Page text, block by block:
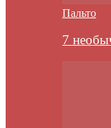
Пальто
7